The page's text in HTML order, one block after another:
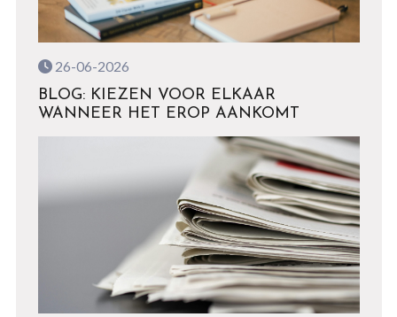
26-06-2026
BLOG: KIEZEN VOOR ELKAAR
WANNEER HET EROP AANKOMT